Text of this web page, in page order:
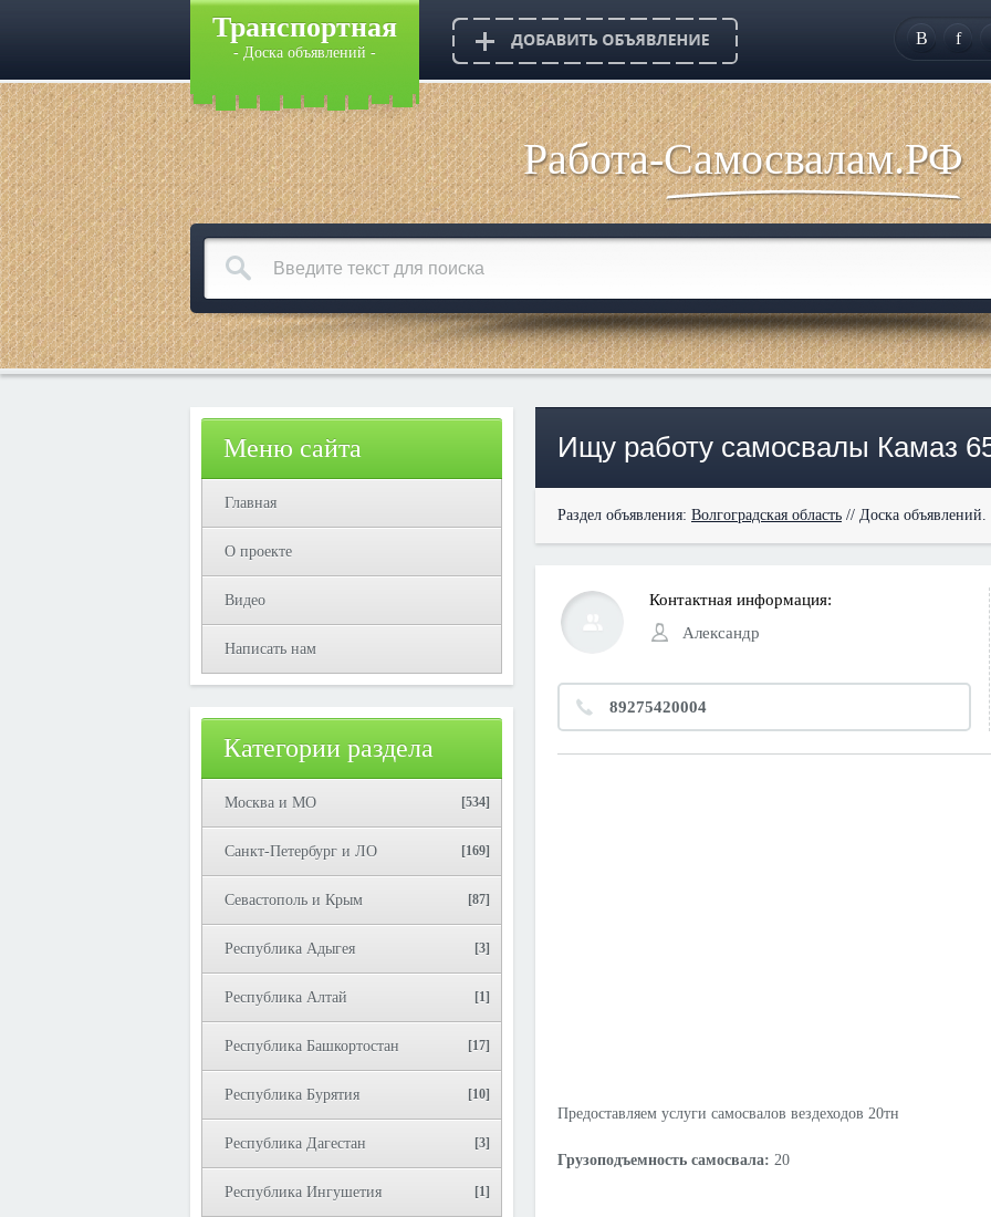
Транспортная
- Доска объявлений -
B f
Работа-Самосвалам.РФ
Меню сайта
Главная
О проекте
Видео
Написать нам
Категории раздела
Москва и МО [534]
Санкт-Петербург и ЛО [169]
Севастополь и Крым [87]
Республика Адыгея [3]
Республика Алтай [1]
Республика Башкортостан [17]
Республика Бурятия [10]
Республика Дагестан [3]
Республика Ингушетия [1]
Ищу работу самосвалы Камаз
Раздел объявления: Волгоградская область // Доска объявлений.
Контактная информация:
Александр
89275420004
Предоставляем услуги самосвалов вездеходов 20тн
Грузоподъемность самосвала: 20